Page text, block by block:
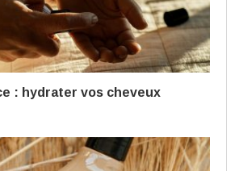
: hydrater vos cheveux